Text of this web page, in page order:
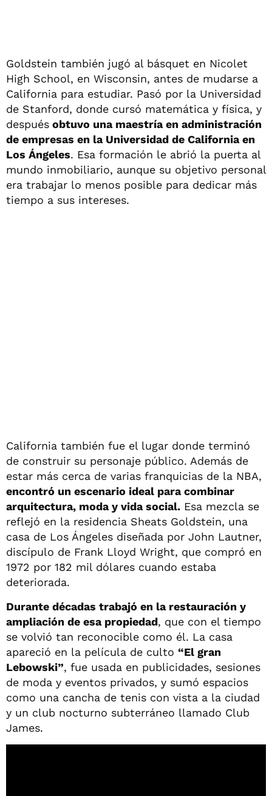
Goldstein también jugó al básquet en Nicolet
High School, en Wisconsin, antes de mudarse a
California para estudiar. Pasó por la Universidad
de Stanford, donde cursó matemática y física, y
después obtuvo una maestría en administración
de empresas en la Universidad de California en
Los Ángeles. Esa formación le abrió la puerta al
mundo inmobiliario, aunque su objetivo personal
era trabajar lo menos posible para dedicar más
tiempo a sus intereses.
California también fue el lugar donde terminó
de construir su personaje público. Además de
estar más cerca de varias franquicias de la NBA,
encontró un escenario ideal para combinar
arquitectura, moda y vida social. Esa mezcla se
reflejó en la residencia Sheats Goldstein, una
casa de Los Ángeles diseñada por John Lautner,
discípulo de Frank Lloyd Wright, que compró en
1972 por 182 mil dólares cuando estaba
deteriorada.
Durante décadas trabajó en la restauración y
ampliación de esa propiedad, que con el tiempo
se volvió tan reconocible como él. La casa
apareció en la película de culto “El gran
Lebowski”, fue usada en publicidades, sesiones
de moda y eventos privados, y sumó espacios
como una cancha de tenis con vista a la ciudad
y un club nocturno subterráneo llamado Club
James.